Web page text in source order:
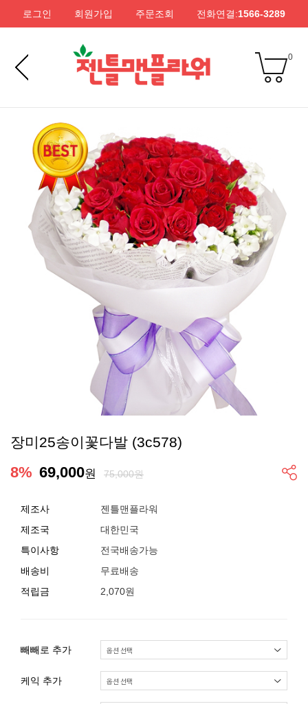
로그인 회원가입 주문조회 전화연결:1566-3289
0
장미25송이꽃다발 (3c578)
8% 69,000원 75,000원
제조사
젠틀맨플라워
제조국
대한민국
특이사항
전국배송가능
배송비
무료배송
적립금
2,070원
빼빼로 추가
케익 추가